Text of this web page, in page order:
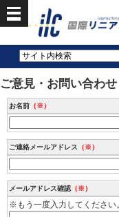
ご意見・お問い合わせ
お名前 （※）
ご連絡メールアドレス （※）
メールアドレス確認 （※）
※もう一度入力してください